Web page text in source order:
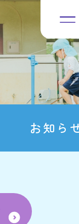
お知ら